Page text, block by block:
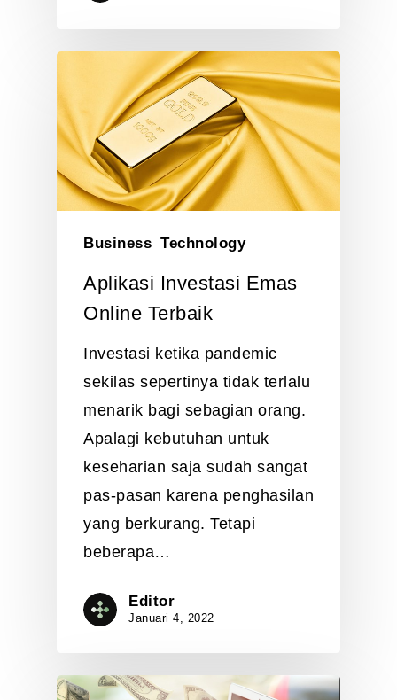
Business Technology
Aplikasi Investasi Emas
Online Terbaik
Investasi ketika pandemic
sekilas sepertinya tidak terlalu
menarik bagi sebagian orang.
Apalagi kebutuhan untuk
keseharian saja sudah sangat
pas-pasan karena penghasilan
yang berkurang. Tetapi
beberapa…
Editor
Januari 4, 2022